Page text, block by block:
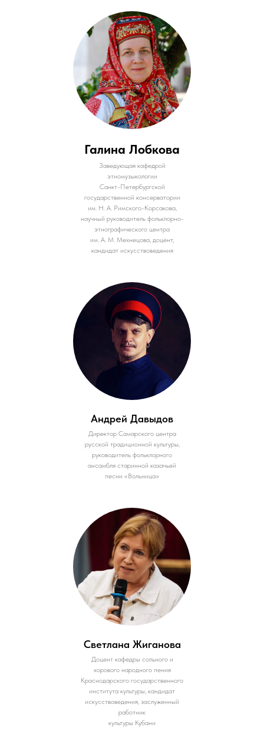
Галина Лобкова
Заведующая кафедрой
этномузыкологии
Санкт-Петербургской
государственной консерватории
им. Н. А. Римского-Корсакова,
научный руководитель фольклорно-
этнографического центра
им. А. М. Мехнецова, доцент,
кандидат искусствоведения
Андрей Давыдов
Директор Самарского центра
русской традиционной культуры,
руководитель фольклорного
ансамбля старинной казачьей
песни «Вольница»
Светлана Жиганова
Доцент кафедры сольного и
хорового народного пения
Краснодарского государственного
института культуры, кандидат
искусствоведения, заслуженный
работник
культуры Кубани